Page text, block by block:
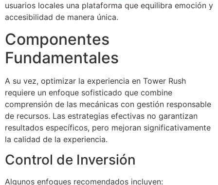
usuarios locales una plataforma que equilibra emoción y
accesibilidad de manera única.
Componentes
Fundamentales
A su vez, optimizar la experiencia en Tower Rush
requiere un enfoque sofisticado que combine
comprensión de las mecánicas con gestión responsable
de recursos. Las estrategias efectivas no garantizan
resultados específicos, pero mejoran significativamente
la calidad de la experiencia.
Control de Inversión
Algunos enfoques recomendados incluyen: